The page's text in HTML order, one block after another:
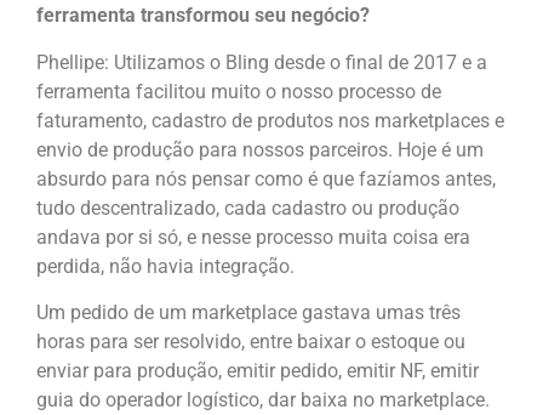
ferramenta transformou seu negócio?
Phellipe: Utilizamos o Bling desde o final de 2017 e a
ferramenta facilitou muito o nosso processo de
faturamento, cadastro de produtos nos marketplaces e
envio de produção para nossos parceiros. Hoje é um
absurdo para nós pensar como é que fazíamos antes,
tudo descentralizado, cada cadastro ou produção
andava por si só, e nesse processo muita coisa era
perdida, não havia integração.
Um pedido de um marketplace gastava umas três
horas para ser resolvido, entre baixar o estoque ou
enviar para produção, emitir pedido, emitir NF, emitir
guia do operador logístico, dar baixa no marketplace.